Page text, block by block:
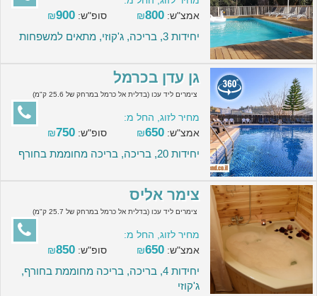
אמצ"ש:
₪800 סופ"ש: ₪900
יחידות 3, בריכה, ג'קוזי, מתאים למשפחות
גן עדן בכרמל
צימרים ליד עכו (בדלית אל כרמל במרחק של 25.6 ק"מ)
מחיר לזוג, החל מ:
אמצ"ש:
₪650 סופ"ש: ₪750
יחידות 20, בריכה, בריכה מחוממת בחורף
צימר אליס
צימרים ליד עכו (בדלית אל כרמל במרחק של 25.7 ק"מ)
מחיר לזוג, החל מ:
אמצ"ש:
₪650 סופ"ש: ₪850
יחידות 4, בריכה, בריכה מחוממת בחורף,
ג'קוזי